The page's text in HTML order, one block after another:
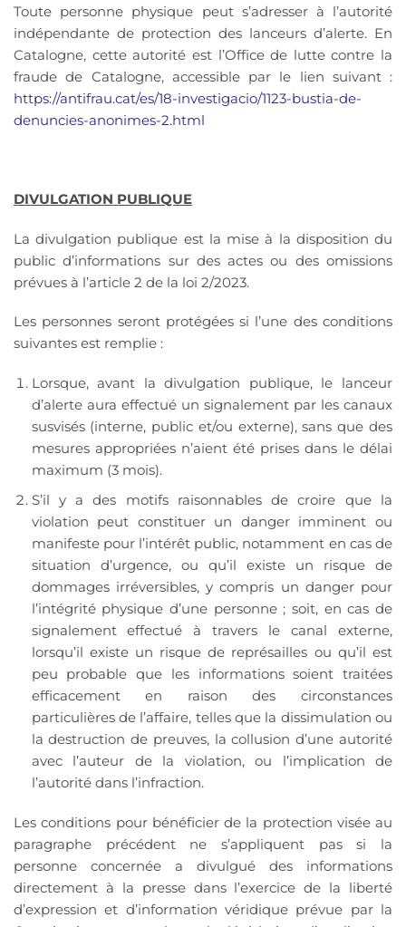
Toute personne physique peut s’adresser à l’autorité
indépendante de protection des lanceurs d’alerte. En
Catalogne, cette autorité est l’Office de lutte contre la
fraude de Catalogne, accessible par le lien suivant :
https://antifrau.cat/es/18-investigacio/1123-bustia-de-
denuncies-anonimes-2.html
DIVULGATION PUBLIQUE
La divulgation publique est la mise à la disposition du
public d’informations sur des actes ou des omissions
prévues à l’article 2 de la loi 2/2023.
Les personnes seront protégées si l’une des conditions
suivantes est remplie :
Lorsque, avant la divulgation publique, le lanceur
d’alerte aura effectué un signalement par les canaux
susvisés (interne, public et/ou externe), sans que des
mesures appropriées n’aient été prises dans le délai
maximum (3 mois).
S’il y a des motifs raisonnables de croire que la
violation peut constituer un danger imminent ou
manifeste pour l’intérêt public, notamment en cas de
situation d’urgence, ou qu’il existe un risque de
dommages irréversibles, y compris un danger pour
l’intégrité physique d’une personne ; soit, en cas de
signalement effectué à travers le canal externe,
lorsqu’il existe un risque de représailles ou qu’il est
peu probable que les informations soient traitées
efficacement en raison des circonstances
particulières de l’affaire, telles que la dissimulation ou
la destruction de preuves, la collusion d’une autorité
avec l’auteur de la violation, ou l’implication de
l’autorité dans l’infraction.
Les conditions pour bénéficier de la protection visée au
paragraphe précédent ne s’appliquent pas si la
personne concernée a divulgué des informations
directement à la presse dans l’exercice de la liberté
d’expression et d’information véridique prévue par la